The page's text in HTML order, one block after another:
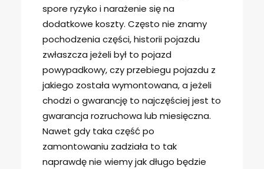
spore ryzyko i narażenie się na
dodatkowe koszty. Często nie znamy
pochodzenia części, historii pojazdu
zwłaszcza jeżeli był to pojazd
powypadkowy, czy przebiegu pojazdu z
jakiego została wymontowana, a jeżeli
chodzi o gwarancję to najczęściej jest to
gwarancja rozruchowa lub miesięczna.
Nawet gdy taka część po
zamontowaniu zadziała to tak
naprawdę nie wiemy jak długo będzie